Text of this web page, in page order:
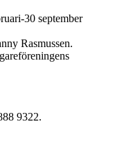
30 september
Rasmussen.
9322.